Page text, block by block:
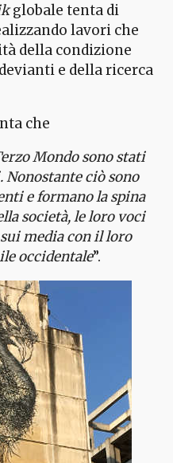
globale tenta di
lavori che
della condizione
e della ricerca
che
Mondo sono stati
ciò sono
e formano la spina
società, le loro voci
media con il loro
occidentale”.